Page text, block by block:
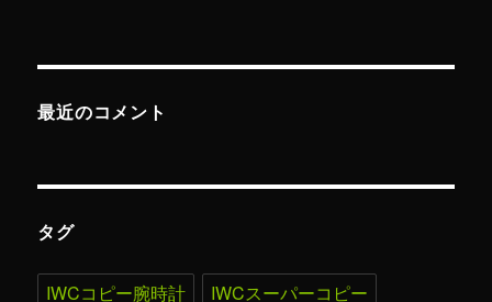
最近のコメント
タグ
IWCコピー腕時計
IWCスーパーコピー